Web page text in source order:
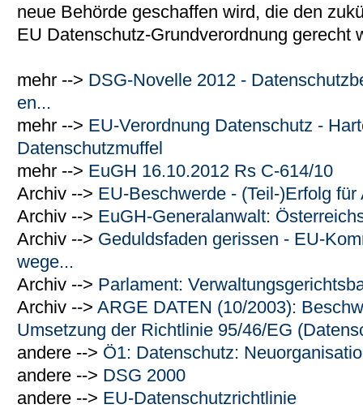
neue Behörde geschaffen wird, die den
EU Datenschutz-Grundverordnung gerecht
mehr --> DSG-Novelle 2012 -
en...
mehr --> EU-Verordnung Datenschutz -
Datenschutzmuffel
mehr --> EuGH 16.10.2012 Rs C-614/10
Archiv --> EU-Beschwerde - (Teil-)Erfolg
Archiv --> EuGH-Generalanwalt:
Archiv --> Geduldsfaden gerissen - EU-
wege...
Archiv --> Parlament:
Archiv --> ARGE DATEN (10/2003):
Umsetzung der Richtlinie 95/46/EG
andere --> Ö1: Datenschutz:
andere --> DSG 2000
andere --> EU-Datenschutzrichtlinie